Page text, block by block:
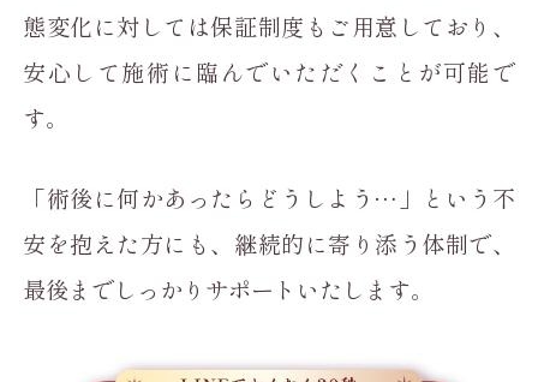
態変化に対しては保証制度もご用意しており、
安心して施術に臨んでいただくことが可能で
す。
「術後に何かあったらどうしよう…」という不
安を抱えた方にも、継続的に寄り添う体制で、
最後までしっかりサポートいたします。